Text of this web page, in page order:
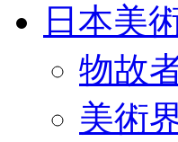
日本美
物故
美術